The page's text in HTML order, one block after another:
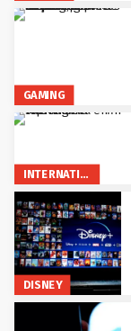
GAMING
INTERNATIONAL
DISNEY